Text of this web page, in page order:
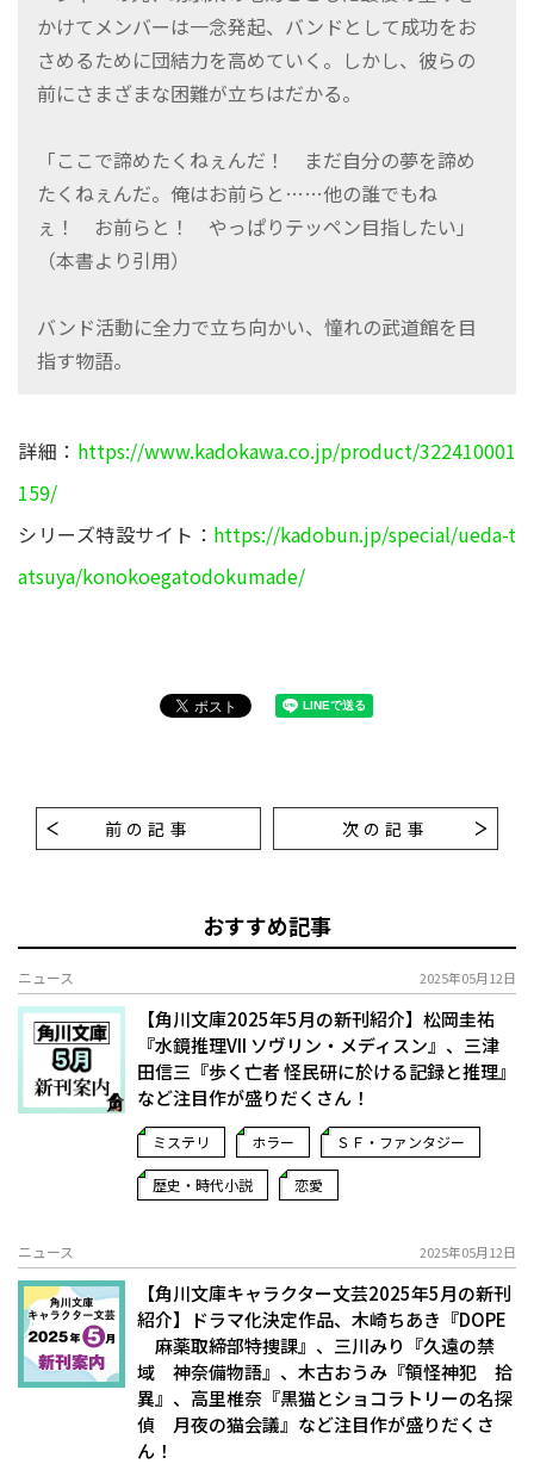
かけてメンバーは一念発起、バンドとして成功をお
さめるために団結力を高めていく。しかし、彼らの
前にさまざまな困難が立ちはだかる。
「ここで諦めたくねぇんだ！ まだ自分の夢を諦め
たくねぇんだ。俺はお前らと……他の誰でもね
ぇ！ お前らと！ やっぱりテッペン目指したい」
（本書より引用）
バンド活動に全力で立ち向かい、憧れの武道館を目
指す物語。
詳細： https://www.kadokawa.co.jp/product/322410001
159/
シリーズ特設サイト： https://kadobun.jp/special/ueda-t
atsuya/konokoegatodokumade/
前の記事 次の記事
おすすめ記事
ニュース 2025年05月12日
【角川文庫2025年5月の新刊紹介】松岡圭祐
『水鏡推理VII ソヴリン・メディスン』、三津
田信三『歩く亡者 怪民研に於ける記録と推理』
など注目作が盛りだくさん！
ミステリ ホラー ＳＦ・ファンタジー
歴史・時代小説 恋愛
ニュース 2025年05月12日
【角川文庫キャラクター文芸2025年5月の新刊
紹介】ドラマ化決定作品、木崎ちあき『DOPE
麻薬取締部特捜課』、三川みり『久遠の禁
域 神奈備物語』、木古おうみ『領怪神犯 拾
異』、高里椎奈『黒猫とショコラトリーの名探
偵 月夜の猫会議』など注目作が盛りだくさ
ん！